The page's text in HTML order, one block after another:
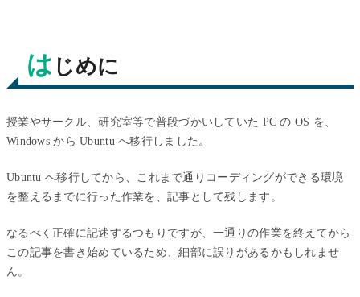
は じめに
授業やサークル、研究室等で普段づかいしていた PC の OS を、
Windows から Ubuntu へ移行しました。
Ubuntu へ移行してから、これまで通りコーディングができる環境
を整えるまでに行った作業を、記事として残します。
なるべく正確に記述するつもりですが、一通りの作業を終えてから
この記事を書き始めているため、細部に誤りがあるかもしれませ
ん。